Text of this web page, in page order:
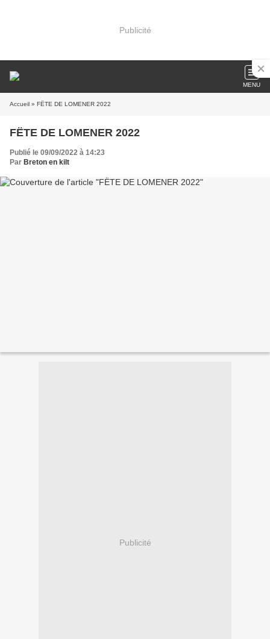
Publicité
MENU
Accueil » FËTE DE LOMENER 2022
FËTE DE LOMENER 2022
Publié le 09/09/2022 à 14:23
Par Breton en kilt
Publicité